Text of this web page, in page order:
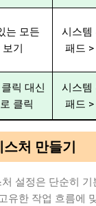
는 모든
보기
시스템
패드
릭 대신
클릭
시스템
패드
처 만들기
설정은 단순히
유한 작업 흐름에